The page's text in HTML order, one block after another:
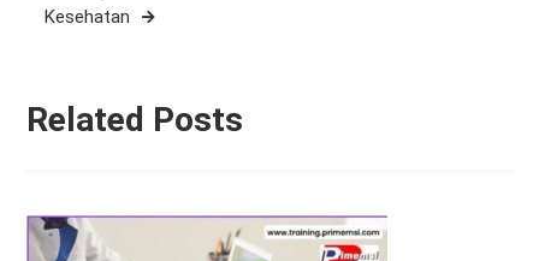
Kesehatan
Related Posts